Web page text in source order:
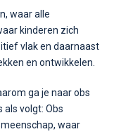
waar alle
kinderen zich
vlak en daarnaast
en ontwikkelen.
ga je naar obs
als volgt: Obs
waar